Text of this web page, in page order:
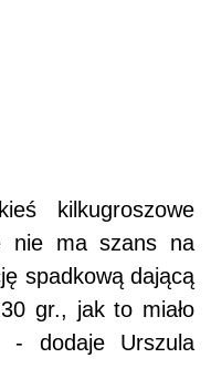
kilkugroszowe
nie ma szans na
spadkową dającą
gr., jak to miało
- dodaje Urszula